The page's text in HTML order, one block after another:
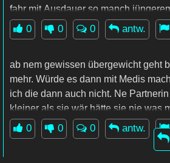
fahr mit Ausdauer so manch
Fahrern davon....
0 0 0 antw.
ab nem gewissen übergewicht geht
mehr. Würde es dann mit Medis
ich die dann auch nicht. Ne
kleiner als sie wär hätte sie nie was
Fand ich ehrlich und ok. Fällt für
"man kann sich nicht aussuchen
und ich bedauere die Leute die
0 0 0 antw.